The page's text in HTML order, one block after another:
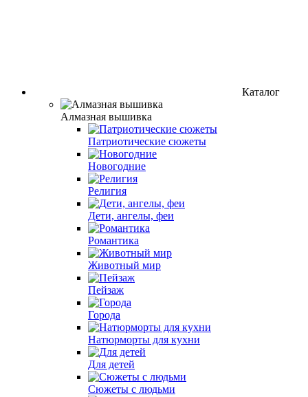
Каталог
Алмазная вышивка
Патриотические сюжеты
Новогодние
Религия
Дети, ангелы, феи
Романтика
Животный мир
Пейзаж
Города
Натюрморты для кухни
Для детей
Сюжеты с людьми